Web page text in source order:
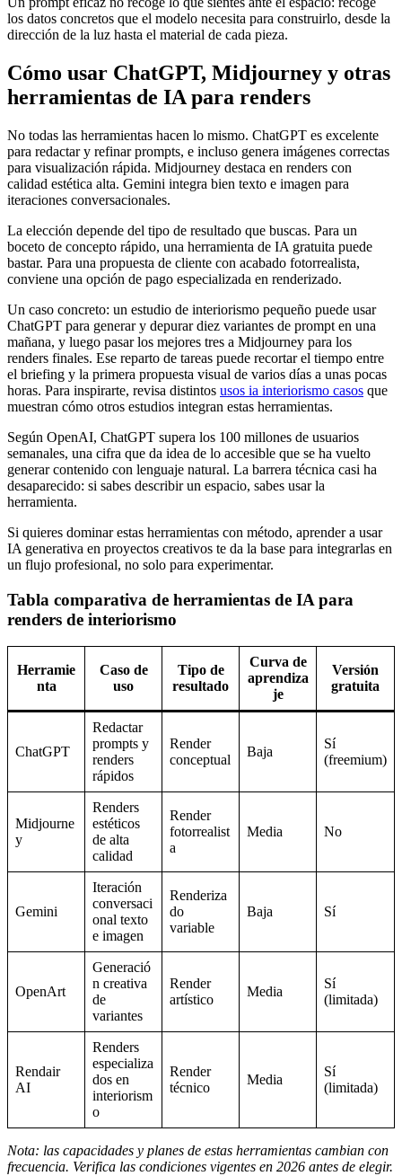
los datos concretos que el modelo necesita para construirlo, desde la
dirección de la luz hasta el material de cada pieza.
Cómo usar ChatGPT, Midjourney y otras
herramientas de IA para renders
No todas las herramientas hacen lo mismo. ChatGPT es excelente
para redactar y refinar prompts, e incluso genera imágenes correctas
para visualización rápida. Midjourney destaca en renders con
calidad estética alta. Gemini integra bien texto e imagen para
iteraciones conversacionales.
La elección depende del tipo de resultado que buscas. Para un
boceto de concepto rápido, una herramienta de IA gratuita puede
bastar. Para una propuesta de cliente con acabado fotorrealista,
conviene una opción de pago especializada en renderizado.
Un caso concreto: un estudio de interiorismo pequeño puede usar
ChatGPT para generar y depurar diez variantes de prompt en una
mañana, y luego pasar los mejores tres a Midjourney para los
renders finales. Ese reparto de tareas puede recortar el tiempo entre
el briefing y la primera propuesta visual de varios días a unas pocas
horas. Para inspirarte, revisa distintos usos ia interiorismo casos que
muestran cómo otros estudios integran estas herramientas.
Según OpenAI, ChatGPT supera los 100 millones de usuarios
semanales, una cifra que da idea de lo accesible que se ha vuelto
generar contenido con lenguaje natural. La barrera técnica casi ha
desaparecido: si sabes describir un espacio, sabes usar la
herramienta.
Si quieres dominar estas herramientas con método, aprender a usar
IA generativa en proyectos creativos te da la base para integrarlas en
un flujo profesional, no solo para experimentar.
Tabla comparativa de herramientas de IA para
renders de interiorismo
Herramie
nta
Caso de
uso
Tipo de
resultado
Curva de
aprendiza
je
Versión
gratuita
ChatGPT
Redactar
prompts y
renders
rápidos
Render
conceptual
Baja
Sí
(freemium)
Midjourne
y
Renders
estéticos
de alta
calidad
Render
fotorrealist
a
Media No
Gemini
Iteración
conversaci
onal texto
e imagen
Renderiza
do
variable
Baja Sí
OpenArt
Generació
n creativa
de
variantes
Render
artístico
Media
Sí
(limitada)
Rendair
AI
Renders
especializa
dos en
interiorism
o
Render
técnico
Media
Sí
(limitada)
Nota: las capacidades y planes de estas herramientas cambian con
frecuencia. Verifica las condiciones vigentes en 2026 antes de elegir.